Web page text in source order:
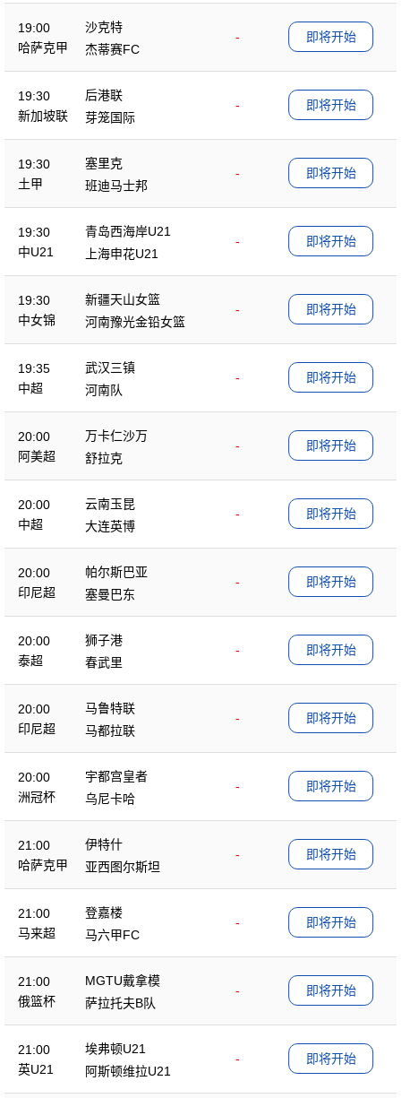
19:00
哈萨克甲
沙克特
-
杰蒂赛FC
即将开始
19:30
新加坡联
后港联
-
芽笼国际
即将开始
19:30
土甲
塞里克
-
班迪马士邦
即将开始
19:30
中U21
青岛西海岸U21
-
上海申花U21
即将开始
19:30
中女锦
新疆天山女篮
-
河南豫光金铅女篮
即将开始
19:35
中超
武汉三镇
-
河南队
即将开始
20:00
阿美超
万卡仁沙万
-
舒拉克
即将开始
20:00
中超
云南玉昆
-
大连英博
即将开始
20:00
印尼超
帕尔斯巴亚
-
塞曼巴东
即将开始
20:00
泰超
狮子港
-
春武里
即将开始
20:00
印尼超
马鲁特联
-
马都拉联
即将开始
20:00
洲冠杯
宇都宫皇者
-
乌尼卡哈
即将开始
21:00
哈萨克甲
伊特什
-
亚西图尔斯坦
即将开始
21:00
马来超
登嘉楼
-
马六甲FC
即将开始
21:00
俄篮杯
MGTU戴拿模
-
萨拉托夫B队
即将开始
21:00
英U21
埃弗顿U21
-
阿斯顿维拉U21
即将开始